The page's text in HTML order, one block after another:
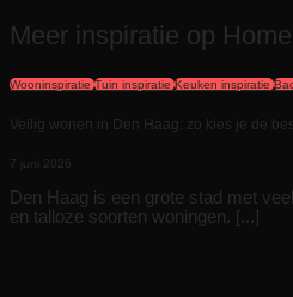
Meer inspiratie op
Wooninspiratie Tuin inspiratie Keuken inspiratie
Veilig wonen in Den Haag: zo kies je de
7 juni 2026
Den Haag is een grote stad met
en talloze soorten woningen. [...]